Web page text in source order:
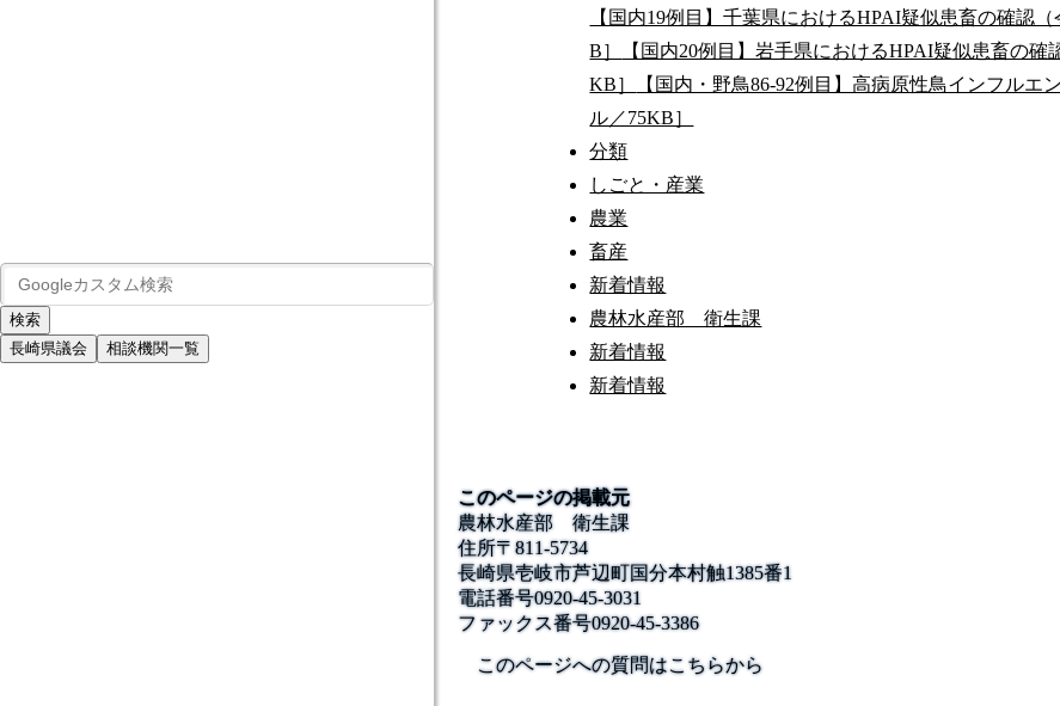
長崎県議会 相談機関一覧
【国内19例目】千葉県におけるHPAI疑似患畜の確認
B］
【国内20例目】岩手県におけるHPAI疑似患畜の
KB］
【国内・野鳥86-92例目】高病原性鳥インフル
ル／75KB］
分類
しごと・産業
農業
畜産
新着情報
農林水産部 衛生課
新着情報
新着情報
このページの掲載元
農林水産部 衛生課
住所〒811-5734
長崎県壱岐市芦辺町国分本村触1385番1
電話番号0920-45-3031
ファックス番号0920-45-3386
このページへの質問はこちらから
公式SNS
このサイトについて
長崎県庁